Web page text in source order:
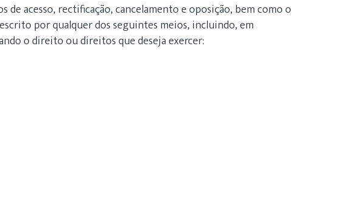
de acesso, rectificação, cancelamento e oposição, bem como o
por qualquer dos seguintes meios, incluindo, em
o direito ou direitos que deseja exercer: